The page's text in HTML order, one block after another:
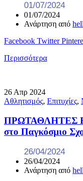
01/07/2024
01/07/2024
Ανάρτηση από
Facebook Twitter
Περισσότερα
26 Απρ 2024
Αθλητισμός, Επιτυχίες,
ΠΡΩΤΑΘΛΗΤΕΣ
στο Παγκόσμιο
26/04/2024
26/04/2024
Ανάρτηση από